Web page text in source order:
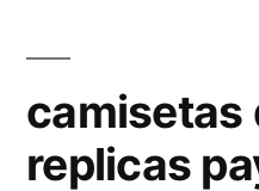
camisetas
replicas